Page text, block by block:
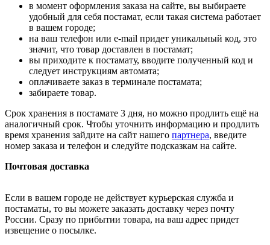
в момент оформления заказа на сайте, вы выбираете
удобный для себя постамат, если такая система работает
в вашем городе;
на ваш телефон или e-mail придет уникальный код, это
значит, что товар доставлен в постамат;
вы приходите к постамату, вводите полученный код и
следует инструкциям автомата;
оплачиваете заказ в терминале постамата;
забираете товар.
Срок хранения в постамате 3 дня, но можно продлить ещё на
аналогичный срок. Чтобы уточнить информацию и продлить
время хранения зайдите на сайт нашего партнера, введите
номер заказа и телефон и следуйте подсказкам на сайте.
Почтовая доставка
Если в вашем городе не действует курьерская служба и
постаматы, то вы можете заказать доставку через почту
России. Сразу по прибытии товара, на ваш адрес придет
извещение о посылке.